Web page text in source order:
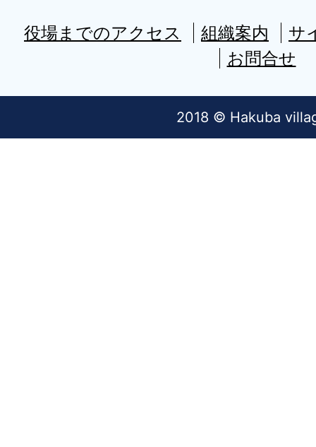
役場までのアクセス 組織案内
サ
お問合せ
2018 © Hakuba